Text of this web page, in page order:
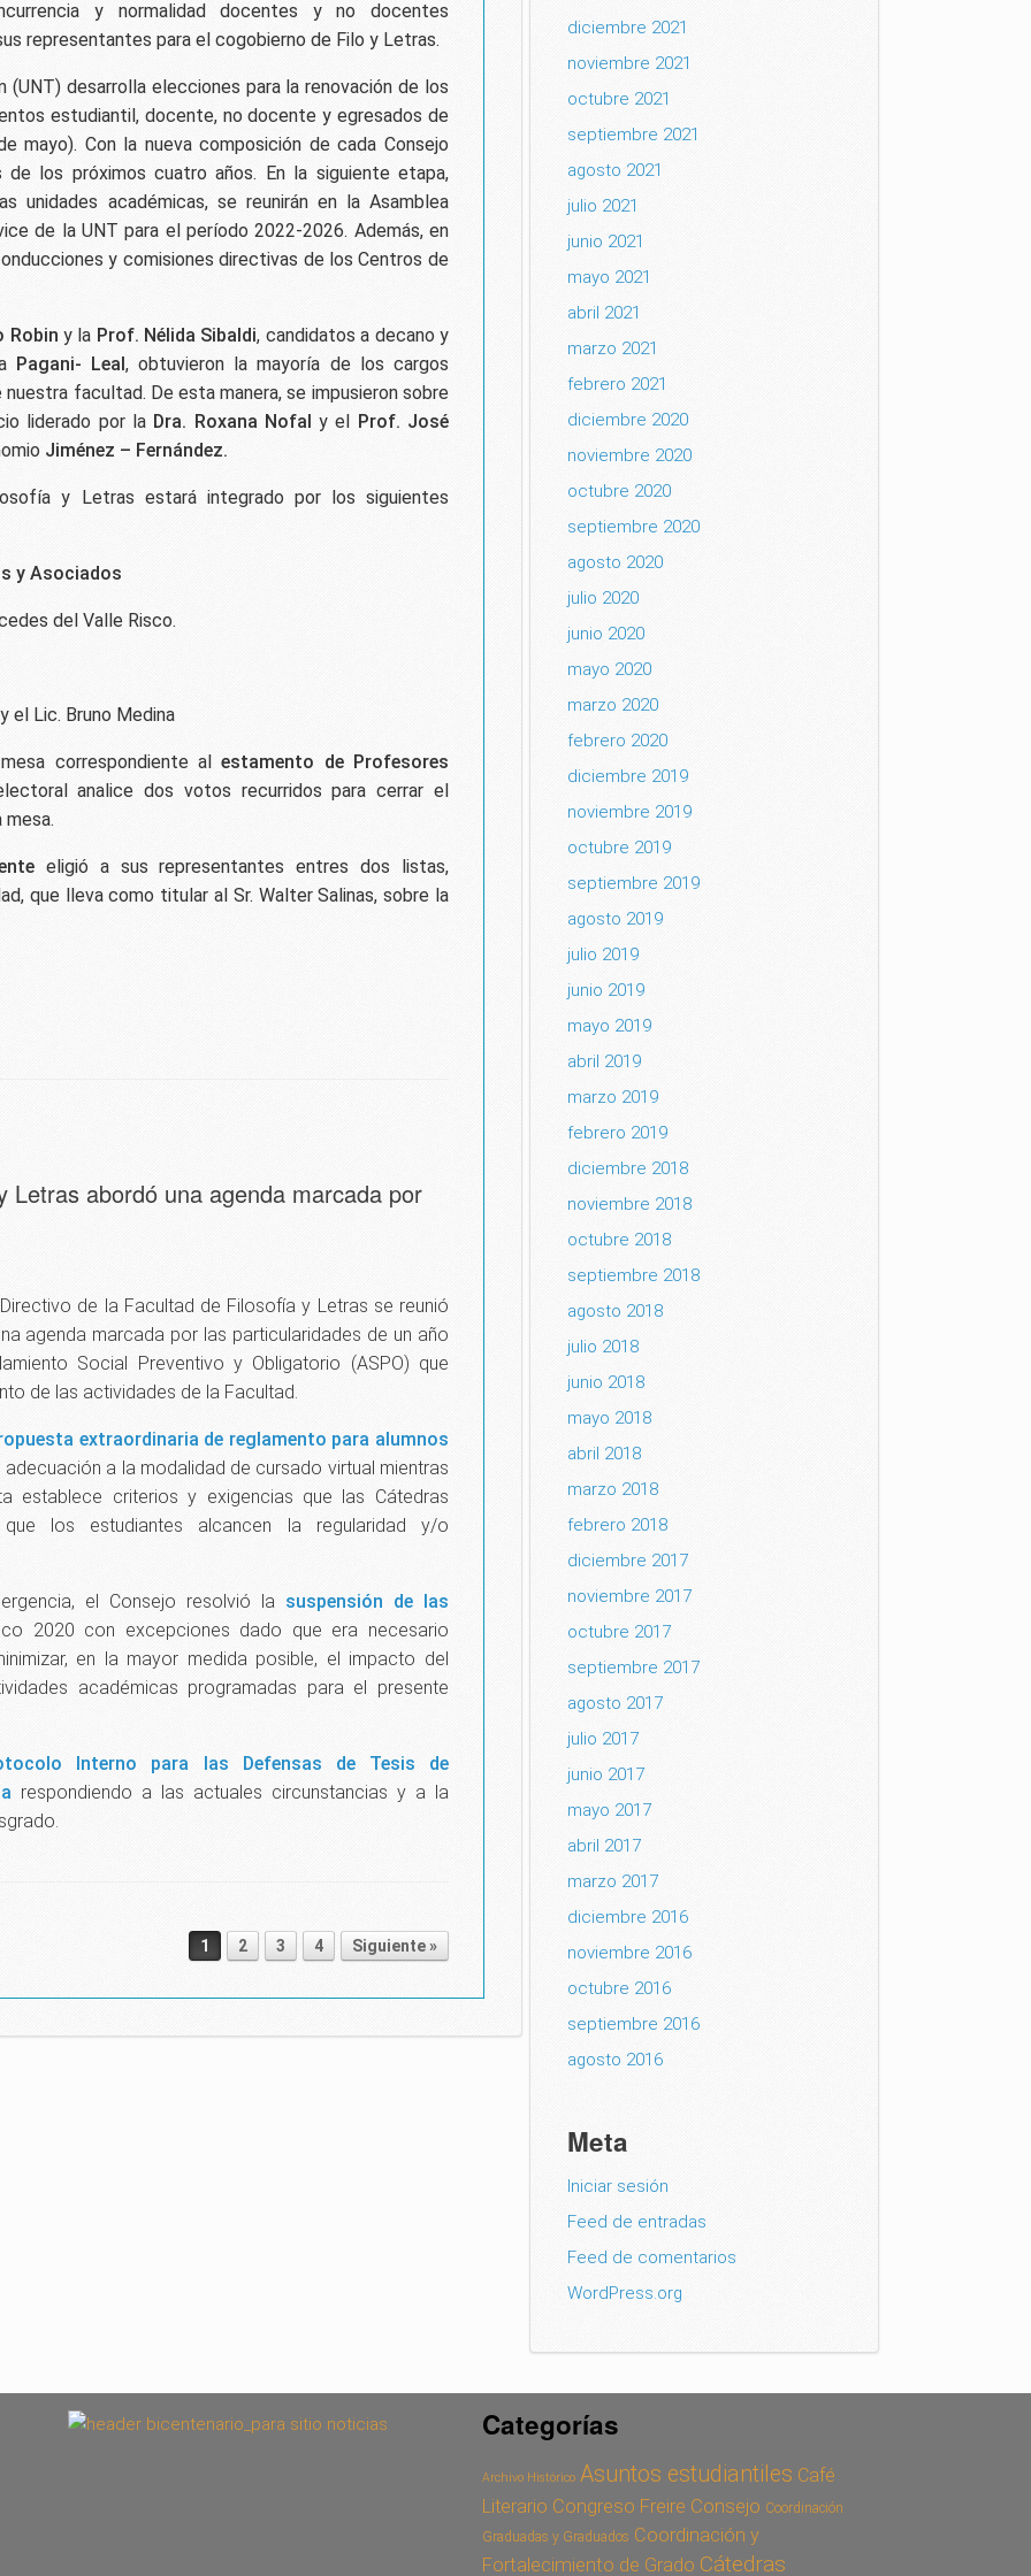
y normalidad docentes y no docentes
representantes para el cogobierno de Filo y Letras.
(UNT) desarrolla elecciones para la renovación de los
estudiantil, docente, no docente y egresados de
Con la nueva composición de cada Consejo
los próximos cuatro años. En la siguiente etapa,
unidades académicas, se reunirán en la Asamblea
de la UNT para el período 2022-2026. Además, en
y comisiones directivas de los Centros de
Robin y la Prof. Nélida Sibaldi, candidatos a decano y
Pagani- Leal, obtuvieron la mayoría de los cargos
facultad. De esta manera, se impusieron sobre
liderado por la Dra. Roxana Nofal y el Prof. José
Jiménez – Fernández.
y Letras estará integrado por los siguientes
y Asociados
del Valle Risco.
el Lic. Bruno Medina
correspondiente alestamento de Profesores
analice dos votos recurridos para cerrar el
eligió a sus representantes entres dos listas,
que lleva como titular al Sr. Walter Salinas, sobre la
Letras abordó una agenda marcada por
de la Facultad de Filosofía y Letras se reunió
agenda marcada por las particularidades de un año
Social Preventivo y Obligatorio (ASPO) que
de las actividades de la Facultad.
extraordinaria de reglamento para alumnos
a la modalidad de cursado virtual mientras
establece criterios y exigencias que las Cátedras
los estudiantes alcancen la regularidad y/o
el Consejo resolvió la suspensión de las
2020 con excepciones dado que era necesario
en la mayor medida posible, el impacto del
académicas programadas para el presente
Interno para las Defensas de Tesis de
respondiendo a las actuales circunstancias y a la
1 2 3 4 Siguiente »
diciembre 2021
noviembre 2021
octubre 2021
septiembre 2021
agosto 2021
julio 2021
junio 2021
mayo 2021
abril 2021
marzo 2021
febrero 2021
diciembre 2020
noviembre 2020
octubre 2020
septiembre 2020
agosto 2020
julio 2020
junio 2020
mayo 2020
marzo 2020
febrero 2020
diciembre 2019
noviembre 2019
octubre 2019
septiembre 2019
agosto 2019
julio 2019
junio 2019
mayo 2019
abril 2019
marzo 2019
febrero 2019
diciembre 2018
noviembre 2018
octubre 2018
septiembre 2018
agosto 2018
julio 2018
junio 2018
mayo 2018
abril 2018
marzo 2018
febrero 2018
diciembre 2017
noviembre 2017
octubre 2017
septiembre 2017
agosto 2017
julio 2017
junio 2017
mayo 2017
abril 2017
marzo 2017
diciembre 2016
noviembre 2016
octubre 2016
septiembre 2016
agosto 2016
Meta
Iniciar sesión
Feed de entradas
Feed de comentarios
WordPress.org
Categorías
Archivo Histórico Asuntos estudiantiles Café
Literario Congreso Freire Consejo Coordinación
Graduadas y Graduados Coordinación y
Fortalecimiento de Grado Cátedras